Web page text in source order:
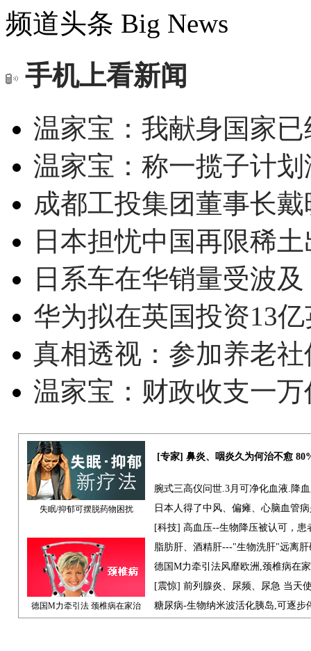
频道头条 Big News
手机上看新闻
温家宝：我献身国家
温家宝：称一揽子计
成都工投集团董事长
日本担忧中国再限稀
日系车在华销量受波
华为拟在英国投资13
真相透视：参加养老
温家宝：财政收支一
失眠/抑郁可摆脱药物困扰
[专家] 鼻炎、咽炎久为何治不愈
腕式三高仪问世.3月可净化血液.降
日本人得了中风、偏瘫、心脑血管
[科技] 高血压--生物降压被认可，患
德国M力牵引法 颈椎病在家治
脂肪肝、酒精肝---"生物洗肝"远离肝
德国M力牵引法风靡欧洲,颈椎病在
[震惊] 前列腺炎、尿频、尿急 当天
糖尿病-生物纳米波活化胰岛,可逐步